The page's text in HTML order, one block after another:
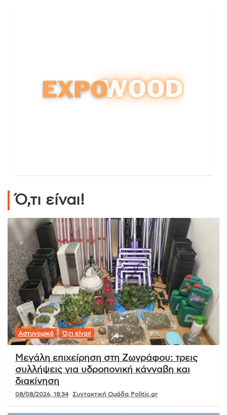
Ό,τι είναι!
Αστυνομικό Ό,τι είναι!
Μεγάλη επιχείρηση στη Ζωγράφου: τρεις
συλλήψεις για υδροπονική κάνναβη και
διακίνηση
08/08/2026, 18:34 Συντακτική Ομάδα Politic.gr